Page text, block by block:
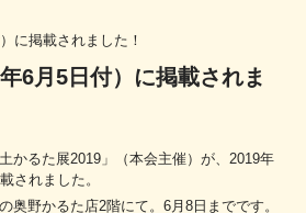
に掲載されました！
6月5日付）に掲載されま
かるた展2019」（本会主催）が、2019年
されました。
奥野かるた店2階にて。6月8日までです。